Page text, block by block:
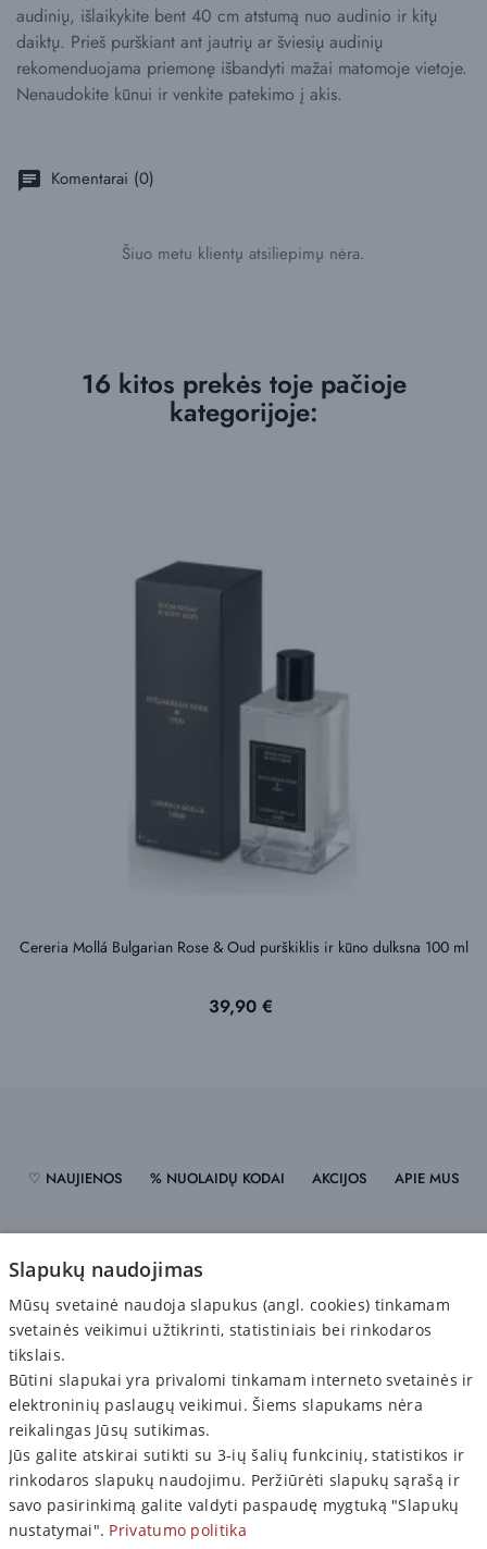
audinių, išlaikykite bent 40 cm atstumą nuo audinio ir kitų
daiktų. Prieš purškiant ant jautrių ar šviesių audinių
rekomenduojama priemonę išbandyti mažai matomoje vietoje.
Nenaudokite kūnui ir venkite patekimo į akis.
chat Komentarai (0)
Šiuo metu klientų atsiliepimų nėra.
16 kitos prekės toje pačioje
kategorijoje:
Cereria Mollá Bulgarian Rose & Oud purškiklis ir kūno dulksna 100 ml
Kaina
39,90 €
♡ NAUJIENOS % NUOLAIDŲ KODAI AKCIJOS APIE MUS
PRIVATUMO POLITIKA
PIRKĖJAMS 
INFORMACIJA 
Slapukų naudojimas
Mūsų svetainė naudoja slapukus (angl. cookies) tinkamam
svetainės veikimui užtikrinti, statistiniais bei rinkodaros
tikslais.
Būtini slapukai yra privalomi tinkamam interneto svetainės ir
elektroninių paslaugų veikimui. Šiems slapukams nėra
reikalingas Jūsų sutikimas.
Jūs galite atskirai sutikti su 3-ių šalių funkcinių, statistikos ir
rinkodaros slapukų naudojimu. Peržiūrėti slapukų sąrašą ir
savo pasirinkimą galite valdyti paspaudę mygtuką "Slapukų
nustatymai". Privatumo politika